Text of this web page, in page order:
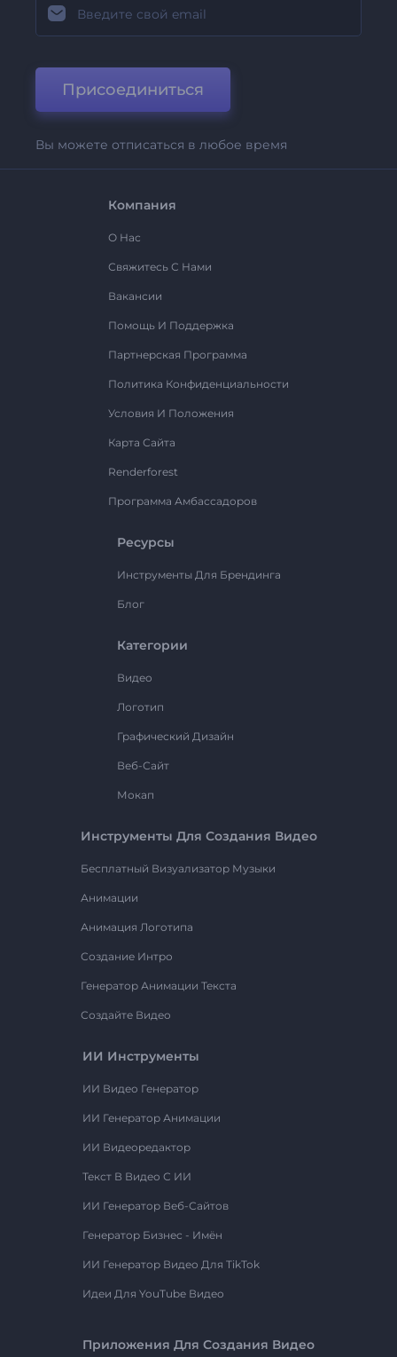
Присоединиться
Вы можете отписаться в любое время
Компания
О Нас
Свяжитесь С Нами
Вакансии
Помощь И Поддержка
Партнерская Программа
Политика Конфиденциальности
Условия И Положения
Карта Сайта
Renderforest
Программа Амбассадоров
Ресурсы
Инструменты Для Брендинга
Блог
Категории
Видео
Логотип
Графический Дизайн
Веб-Сайт
Мокап
Инструменты Для Создания Видео
Бесплатный Визуализатор Музыки
Анимации
Анимация Логотипа
Создание Интро
Генератор Анимации Текста
Создайте Видео
ИИ Инструменты
ИИ Видео Генератор
ИИ Генератор Анимации
ИИ Видеоредактор
Текст В Видео С ИИ
ИИ Генератор Веб-Сайтов
Генератор Бизнес - Имён
ИИ Генератор Видео Для TikTok
Идеи Для YouTube Видео
Приложения Для Создания Видео